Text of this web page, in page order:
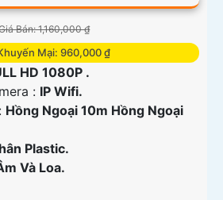
Bán: 1,160,000 ₫
Mại: 960,000 ₫
HD 1080P .
: IP Wifi.
Hồng Ngoại 10m Hồng Ngoại
Plastic.
Và Loa.